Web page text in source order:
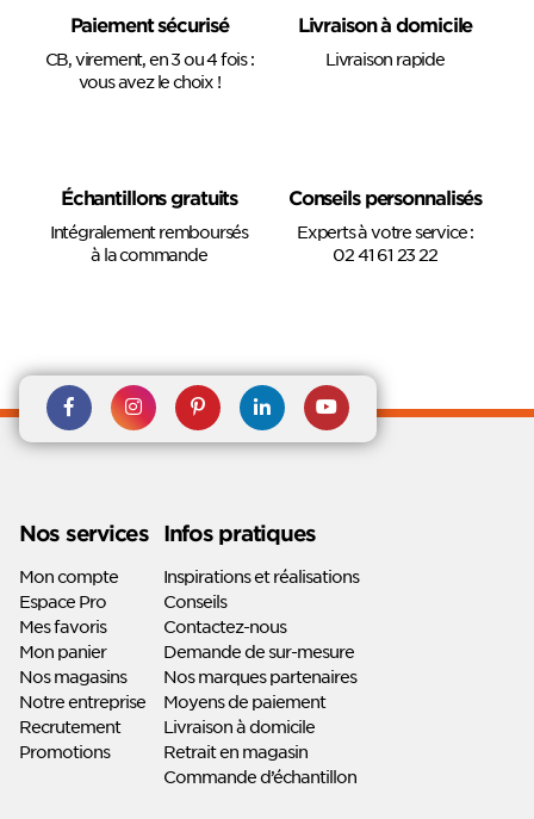
Paiement sécurisé
CB, virement, en 3 ou 4 fois :
vous avez le choix !
Livraison à domicile
Livraison rapide
Échantillons gratuits
Intégralement remboursés
à la commande
Conseils personnalisés
Experts à votre service :
02 41 61 23 22
Rejoignez nous sur Facebook
Suivez-nous sur
Instagram
Suivez-nous sur
Pinterest
Suivez-
nous sur
Suivez-
nous sur
Nos services
Mon compte
Espace Pro
Mes favoris
Mon panier
Nos magasins
Notre entreprise
Recrutement
Promotions
Infos pratiques
Inspirations et réalisations
Conseils
Contactez-nous
Demande de sur-mesure
Nos marques partenaires
Moyens de paiement
Livraison à domicile
Retrait en magasin
Commande d’échantillon